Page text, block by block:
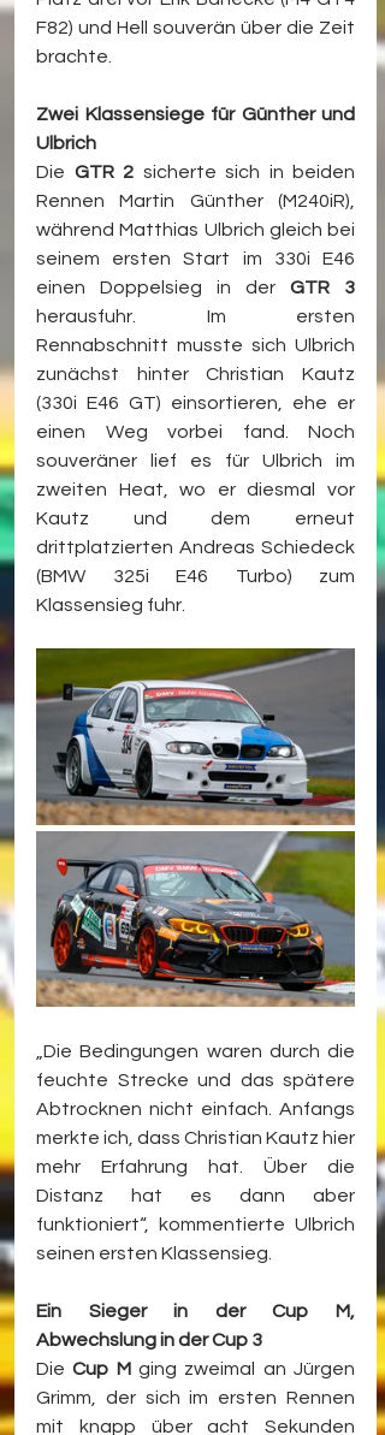
F82) und Hell souverän über die Zeit
brachte.
Zwei Klassensiege für Günther und
Ulbrich
Die GTR 2 sicherte sich in beiden
Rennen Martin Günther (M240iR),
während Matthias Ulbrich gleich bei
seinem ersten Start im 330i E46
einen Doppelsieg in der GTR 3
herausfuhr. Im ersten
Rennabschnitt musste sich Ulbrich
zunächst hinter Christian Kautz
(330i E46 GT) einsortieren, ehe er
einen Weg vorbei fand. Noch
souveräner lief es für Ulbrich im
zweiten Heat, wo er diesmal vor
Kautz und dem erneut
drittplatzierten Andreas Schiedeck
(BMW 325i E46 Turbo) zum
Klassensieg fuhr.
„Die Bedingungen waren durch die
feuchte Strecke und das spätere
Abtrocknen nicht einfach. Anfangs
merkte ich, dass Christian Kautz hier
mehr Erfahrung hat. Über die
Distanz hat es dann aber
funktioniert“, kommentierte Ulbrich
seinen ersten Klassensieg.
Ein Sieger in der Cup M,
Abwechslung in der Cup 3
Die Cup M ging zweimal an Jürgen
Grimm, der sich im ersten Rennen
mit knapp über acht Sekunden